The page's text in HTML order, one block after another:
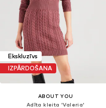
Ekskluzīvs
IZPĀRDOŠANA
ABOUT YOU
Adīta kleita 'Valeria'